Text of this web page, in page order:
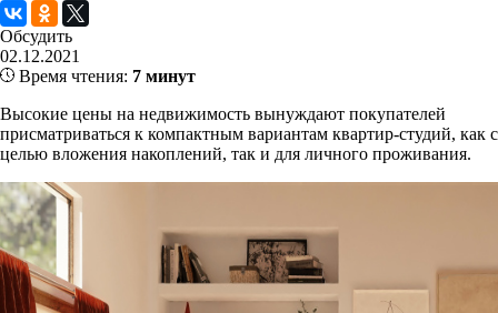
Обсудить
02.12.2021
Время чтения: 7 минут
Высокие цены на недвижимость вынуждают покупателей
присматриваться к компактным вариантам квартир-студий, как с
целью вложения накоплений, так и для личного проживания.